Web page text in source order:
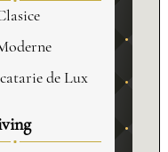
de Lux